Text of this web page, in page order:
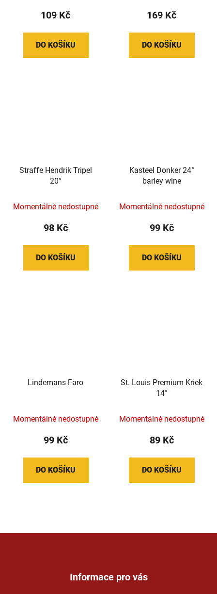
109 Kč
DO KOŠÍKU
169 Kč
DO KOŠÍKU
Straffe Hendrik Tripel
20°
Momentálně nedostupné
98 Kč
DO KOŠÍKU
Kasteel Donker 24°
barley wine
Momentálně nedostupné
99 Kč
DO KOŠÍKU
Lindemans Faro
Momentálně nedostupné
99 Kč
DO KOŠÍKU
St. Louis Premium Kriek
14°
Momentálně nedostupné
89 Kč
DO KOŠÍKU
Informace pro vás